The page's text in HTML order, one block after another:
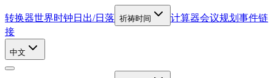
转换器世界时钟 日出/日落 祈祷时间 计算器会议规划 事件链
接
中文